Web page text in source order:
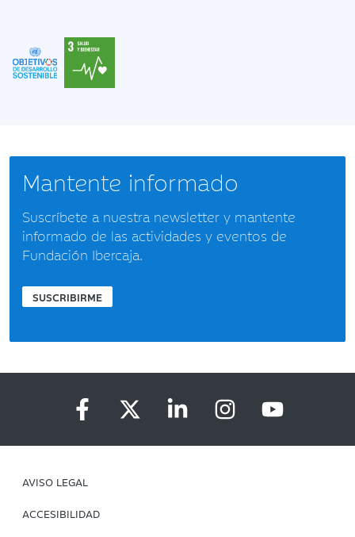
Mantente informado
Suscríbete a nuestra newsletter y mantente
informado de las actividades y eventos de
Fundación Ibercaja.
SUSCRIBIRME
AVISO LEGAL
ACCESIBILIDAD